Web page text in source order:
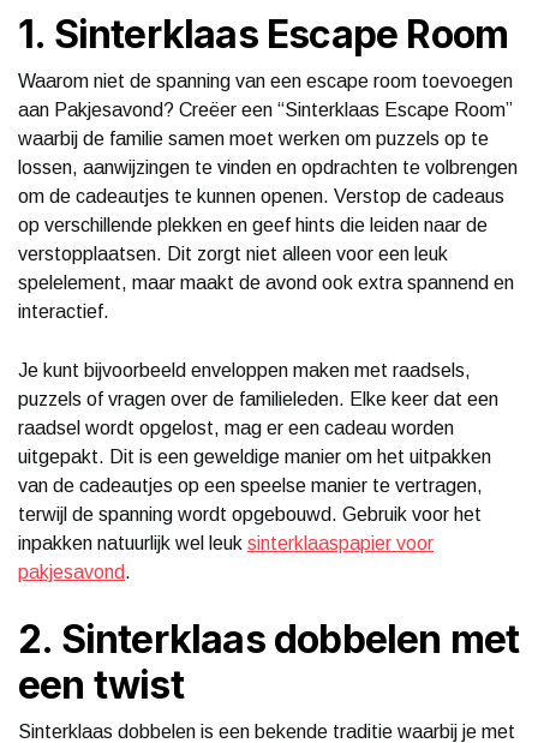
1. Sinterklaas Escape Room
Waarom niet de spanning van een escape room toevoegen
aan Pakjesavond? Creëer een “Sinterklaas Escape Room”
waarbij de familie samen moet werken om puzzels op te
lossen, aanwijzingen te vinden en opdrachten te volbrengen
om de cadeautjes te kunnen openen. Verstop de cadeaus
op verschillende plekken en geef hints die leiden naar de
verstopplaatsen. Dit zorgt niet alleen voor een leuk
spelelement, maar maakt de avond ook extra spannend en
interactief.
Je kunt bijvoorbeeld enveloppen maken met raadsels,
puzzels of vragen over de familieleden. Elke keer dat een
raadsel wordt opgelost, mag er een cadeau worden
uitgepakt. Dit is een geweldige manier om het uitpakken
van de cadeautjes op een speelse manier te vertragen,
terwijl de spanning wordt opgebouwd. Gebruik voor het
inpakken natuurlijk wel leuk sinterklaaspapier voor
pakjesavond.
2. Sinterklaas dobbelen met
een twist
Sinterklaas dobbelen is een bekende traditie waarbij je met